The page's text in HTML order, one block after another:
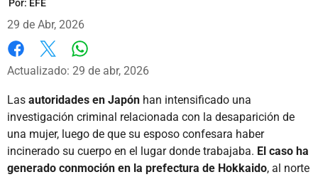
Por: EFE
29 de Abr, 2026
Facebook
X
Actualizado: 29 de abr, 2026
Las autoridades en Japón han intensificado una
investigación criminal relacionada con la desaparición de
una mujer, luego de que su esposo confesara haber
incinerado su cuerpo en el lugar donde trabajaba. El caso ha
generado conmoción en la prefectura de Hokkaido, al norte